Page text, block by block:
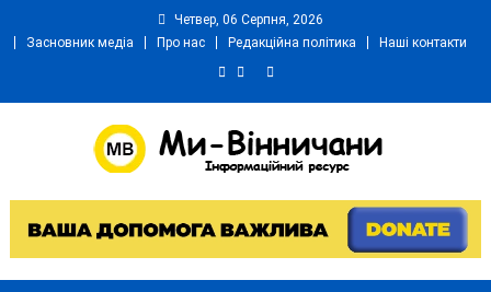
Четвер, 06 Серпня, 2026
Засновник медіа
Про нас Редакційна політика Наші контакти
Ми Вінничани